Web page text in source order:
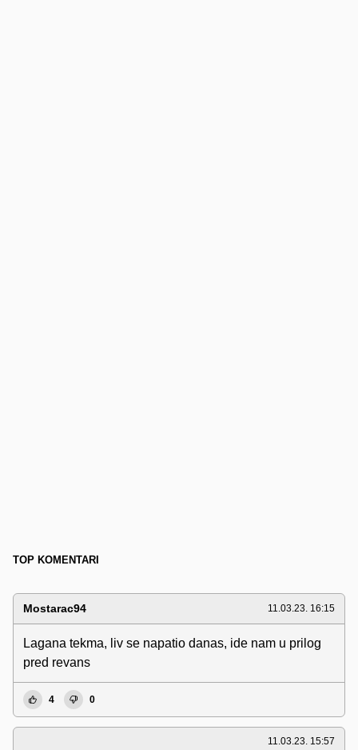
TOP KOMENTARI
Mostarac94 11.03.23. 16:15
Lagana tekma, liv se napatio danas, ide nam u prilog
pred revans
4 0
11.03.23. 15:57